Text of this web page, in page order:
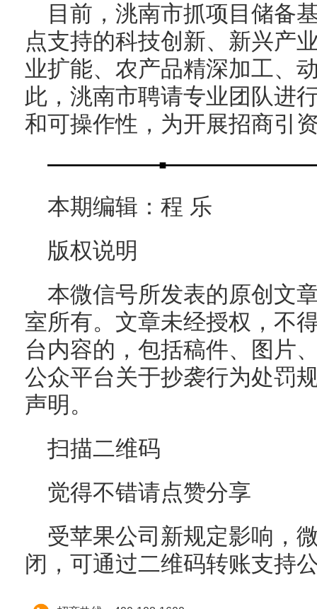
目前，洮南市抓项目储备
点支持的科技创新、新兴产
业扩能、农产品精深加工、
此，洮南市聘请专业团队进
和可操作性，为开展招商引
本期编辑：程 乐
版权说明
本微信号所发表的原创文
室所有。文章未经授权，不
台内容的，包括稿件、图片
公众平台关于抄袭行为处罚
声明。
扫描二维码
觉得不错请点赞分享
受苹果公司新规定影响，
闭，可通过二维码转账支持